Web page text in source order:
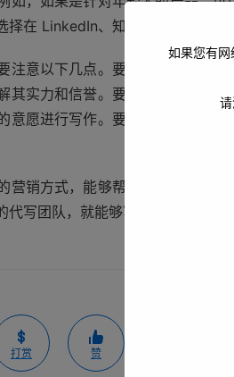
在 LinkedIn、知乎等平台上发布。
注意以下几点。要选择有经验、有
其实力和信誉。要与代写团队进行
意愿进行写作。要注意代写团队的
营销方式，能够帮助企业和个人提
写团队，就能够写出优秀的自媒
打赏 赞
如果您有